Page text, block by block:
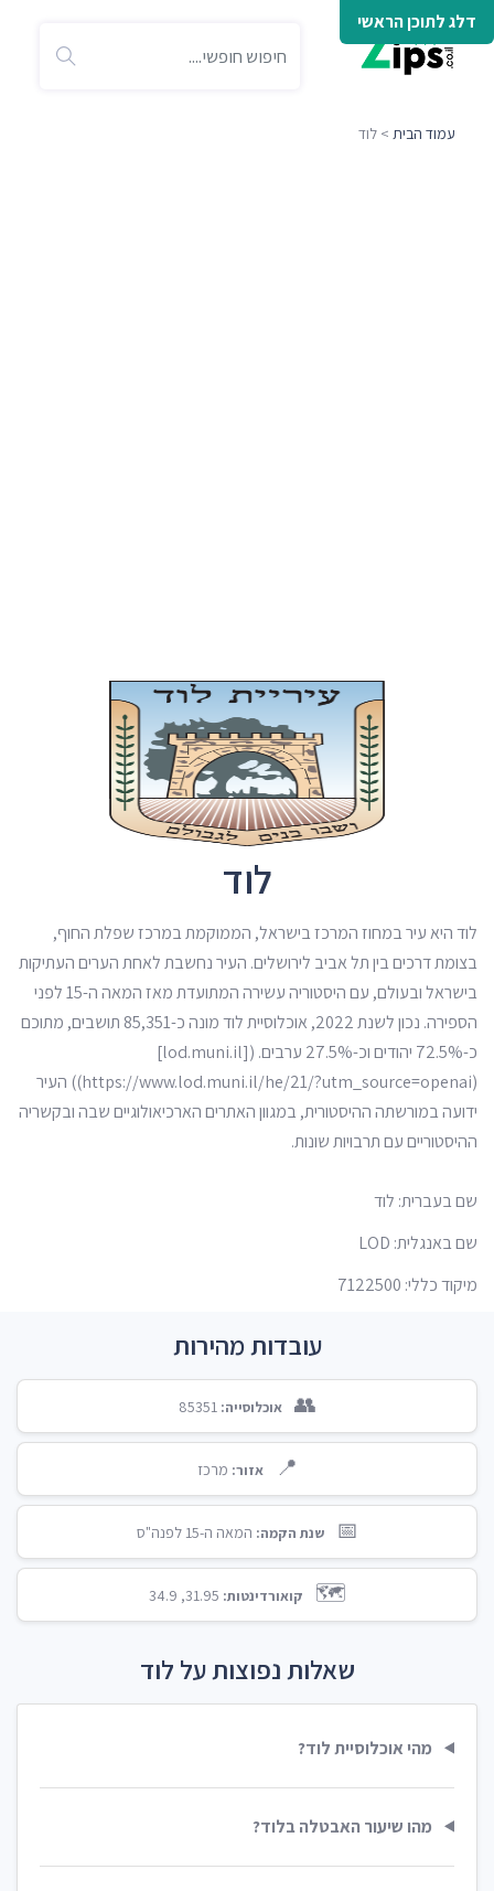
דלג לתוכן הראשי
עמוד הבית > לוד
לוד
לוד היא עיר במחוז המרכז בישראל, הממוקמת במרכז שפלת החוף,
בצומת דרכים בין תל אביב לירושלים. העיר נחשבת לאחת הערים העתיקות
בישראל ובעולם, עם היסטוריה עשירה המתועדת מאז המאה ה-15 לפני
הספירה. נכון לשנת 2022, אוכלוסיית לוד מונה כ-85,351 תושבים, מתוכם
כ-72.5% יהודים וכ-27.5% ערבים. ([lod.muni.il]
(https://www.lod.muni.il/he/21/?utm_source=openai)) העיר
ידועה במורשתה ההיסטורית, במגוון האתרים הארכיאולוגיים שבה ובקשריה
ההיסטוריים עם תרבויות שונות.
שם בעברית: לוד
שם באנגלית: LOD
מיקוד כללי: 7122500
עובדות מהירות
👥 אוכלוסייה: 85351
📍 אזור: מרכז
📅 שנת הקמה: המאה ה-15 לפנה"ס
🗺️ קואורדינטות: 31.95, 34.9
שאלות נפוצות על לוד
מהי אוכלוסיית לוד?
מהו שיעור האבטלה בלוד?